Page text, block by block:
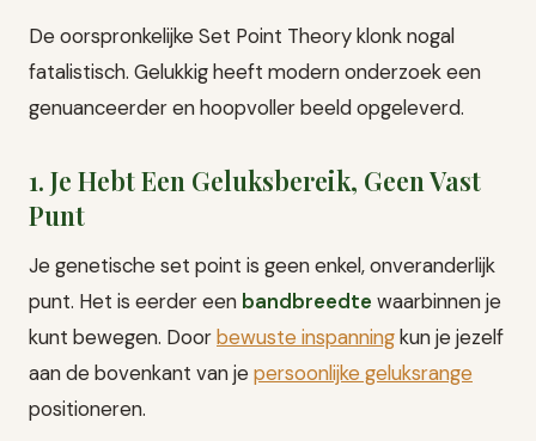
De oorspronkelijke Set Point Theory klonk nogal
fatalistisch. Gelukkig heeft modern onderzoek een
genuanceerder en hoopvoller beeld opgeleverd.
1. Je Hebt Een Geluksbereik, Geen Vast
Punt
Je genetische set point is geen enkel, onveranderlijk
punt. Het is eerder een bandbreedte waarbinnen je
kunt bewegen. Doorbewuste inspanningkun je jezelf
aan de bovenkant van jepersoonlijke geluksrange
positioneren.